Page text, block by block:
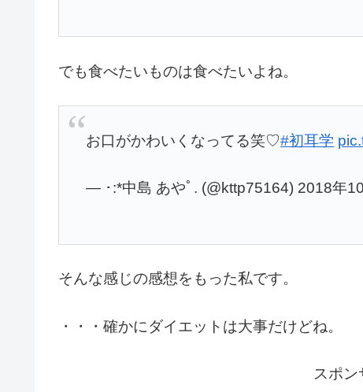
でも食べたいものは食べたいよね。
お口がかわいくなってる笑♡#初耳学
— ･:*中島 あやﾟ. (@kttp75164) 2018年
そんな感じの感想をもった私です。
・・・確かにダイエットは大事だけどね。
スポン